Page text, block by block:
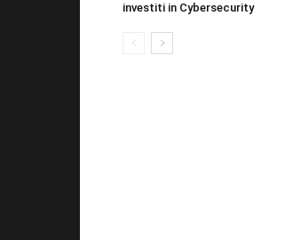
investiti in Cybersecurity